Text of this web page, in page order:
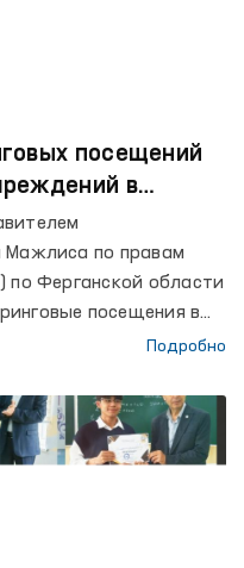
посещений
в
выявлены ряд
Мажлиса по правам
по Ферганской области
посещения в
помощи
для лиц без
(РИЭМ УВД
приёмник для лиц,
Подробно